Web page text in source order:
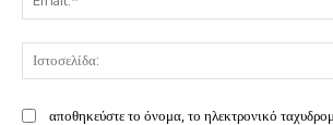
αποθηκεύστε το όνομα, το ηλεκτρονικό